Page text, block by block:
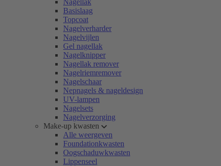
Nagellak
Basislaag
Topcoat
Nagelverharder
Nagelvijlen
Gel nagellak
Nagelknipper
Nagellak remover
Nagelriemremover
Nagelschaar
Nepnagels & nageldesign
UV-lampen
Nagelsets
Nagelverzorging
Make-up kwasten
Alle weergeven
Foundationkwasten
Oogschaduwkwasten
Lippenseel